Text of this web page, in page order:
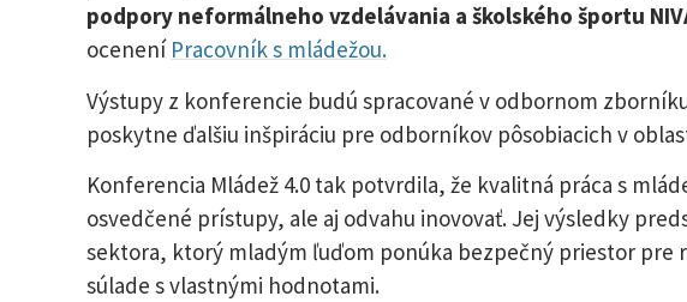
podpory neformálneho vzdelávania a školského športu
ocenení Pracovník s mládežou.
Výstupy z konferencie budú spracované v odbornom
poskytne ďalšiu inšpiráciu pre odborníkov pôsobiacich v
Konferencia Mládež 4.0 tak potvrdila, že kvalitná práca s
osvedčené prístupy, ale aj odvahu inovovať. Jej výsledky
sektora, ktorý mladým ľuďom ponúka bezpečný priestor pre
súlade s vlastnými hodnotami.